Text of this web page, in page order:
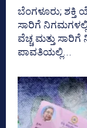
ಬೆಂಗಳೂರು; ಶಕ್ತಿ
ಸಾರಿಗೆ
ವೆಚ್ಚ ಮತ್ತು
ಪಾವತಿಯಲ್ಲಿ...